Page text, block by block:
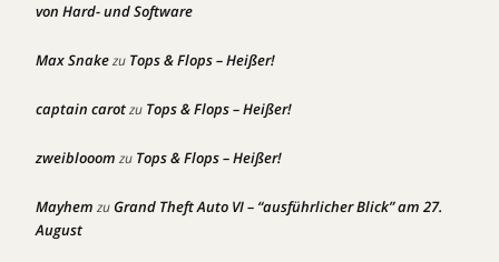
von Hard- und Software
Max Snakezu Tops & Flops – Heißer!
captain carotzu Tops & Flops – Heißer!
zweiblooom zu Tops & Flops – Heißer!
Mayhem zuGrand Theft Auto VI – “ausführlicher Blick” am 27.
August